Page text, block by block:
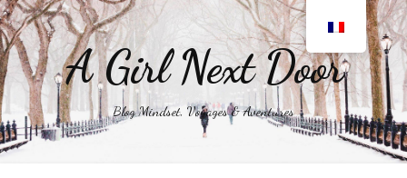
A Girl Next Door
Blog Mindset, Voyages & Aventures